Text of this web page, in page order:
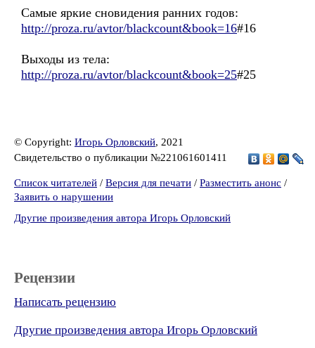
Самые яркие сновидения ранних годов:
http://proza.ru/avtor/blackcount&book=16#16
Выходы из тела:
http://proza.ru/avtor/blackcount&book=25#25
© Copyright: Игорь Орловский, 2021
Свидетельство о публикации №221061601411
Список читателей / Версия для печати / Разместить анонс /
Заявить о нарушении
Другие произведения автора Игорь Орловский
Рецензии
Написать рецензию
Другие произведения автора Игорь Орловский